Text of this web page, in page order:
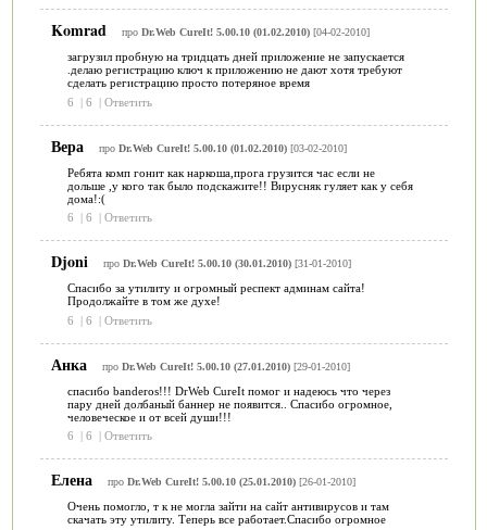
Komrad про Dr.Web CureIt! 5.00.10 (01.02.2010)[04-02-2010]
загрузил пробную на тридцать дней приложение не запускается
.делаю регистрацию ключ к приложению не дают хотя требуют
сделать регистрацию просто потеряное время
6
| 6 | Ответить
Вера про Dr.Web CureIt! 5.00.10 (01.02.2010)[03-02-2010]
Ребята комп гонит как наркоша,прога грузится час если не
дольше ,у кого так было подскажите!! Вирусняк гуляет как у себя
дома!:(
6
| 6 | Ответить
Djoni про Dr.Web CureIt! 5.00.10 (30.01.2010)[31-01-2010]
Спасибо за утилиту и огромный респект админам сайта!
Продолжайте в том же духе!
6
| 6 | Ответить
Анка про Dr.Web CureIt! 5.00.10 (27.01.2010)[29-01-2010]
спасибо banderos!!! DrWeb CureIt помог и надеюсь что через
пару дней долбаный баннер не появится.. Спасибо огромное,
человеческое и от всей души!!!
6
| 6 | Ответить
Елена про Dr.Web CureIt! 5.00.10 (25.01.2010)[26-01-2010]
Очень помогло, т к не могла зайти на сайт антивирусов и там
скачать эту утилиту. Теперь все работает.Спасибо огромное